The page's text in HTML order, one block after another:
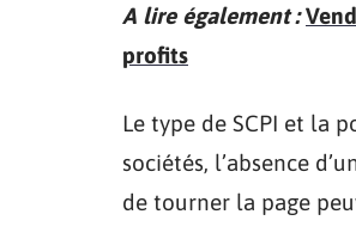
A lire également :
profits
Le type de SCPI et la
sociétés, l’absence
de tourner la page